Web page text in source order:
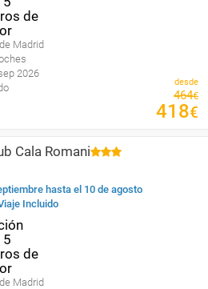
Madrid
2026
desde
464€
418€
Cala Romani
hasta el 10 de agosto
Incluido
Madrid